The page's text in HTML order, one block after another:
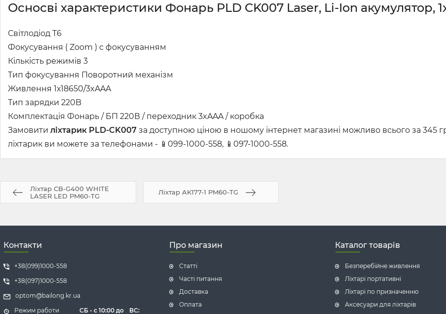
Осносві характеристики Фонарь PLD CK007 Laser, Li-Ion акумулятор,
Світлодіод T6
Фокусування ( Zoom ) с фокусуванням
Кількість режимів 3
Тип фокусування Поворотний механізм
Живлення 1х18650/3xAAA
Тип зарядки 220B
Комплектація Фонарь / БП 220В / переходник 3xAAA / коробка
Замовити ліхтарик PLD-CK007 за доступною ціною в ношому інтернет магазині можливо всього за 345
ліхтарик ви можете за телефонами - 📱099-1000-558, 📱097-1000-558.
Ліхтар CB-G400 WHITE
LASER LED PM60-TG
Ліхтар AK177-1 PM60-TG
Контакти
+38(099)1000-558
+38(097)1000-558
optom@bailong.kr.ua
Режим работи
СБ - с 10:00 до ВС:
Про магазин
Статті
Часті питання
Доставка
Оплата
Каталог товарів
Безперебійне живлення
Ліхтарі портативні
Ліхтарі по призначенню
Аксесуари для ліхтарів